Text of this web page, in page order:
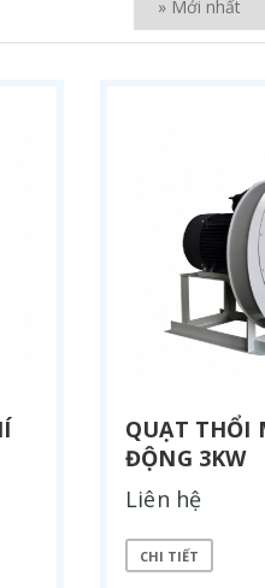
QUẠT THỔI
ĐỘNG 3KW
Liên hệ
CHI TIẾT